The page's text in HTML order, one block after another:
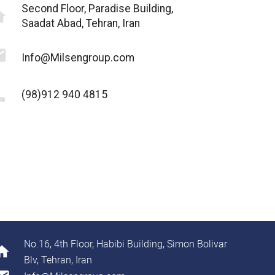
Second Floor, Paradise Building,
Saadat Abad, Tehran, Iran
Info@Milsengroup.com
(98)912 940 4815
No.16, 4th Floor, Habibi Building, Simon Bolivar
Blv, Tehran, Iran